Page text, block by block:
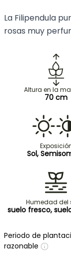
La Filipendula
rosas muy
Altura en la
70 cm
Sol,
Humedad del
suelo fresco,
Periodo de
razonable